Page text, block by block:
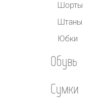
Шорты
Штаны
Юбки
Обувь
Сумки